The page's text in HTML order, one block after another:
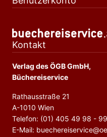
Kontakt
Verlag des ÖGB GmbH,
Büchereiservice
Rathausstraße 21
A-1010 Wien
Telefon: (01) 405 49 98 -
E-Mail: